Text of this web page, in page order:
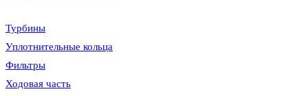
Турбины
Уплотнительные кольца
Фильтры
Ходовая часть